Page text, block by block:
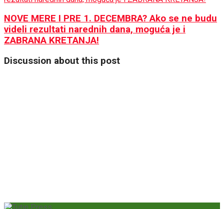
NOVE MERE I PRE 1. DECEMBRA? Ako se ne budu
videli rezultati narednih dana, moguća je i
ZABRANA KRETANJA!
Discussion about this post